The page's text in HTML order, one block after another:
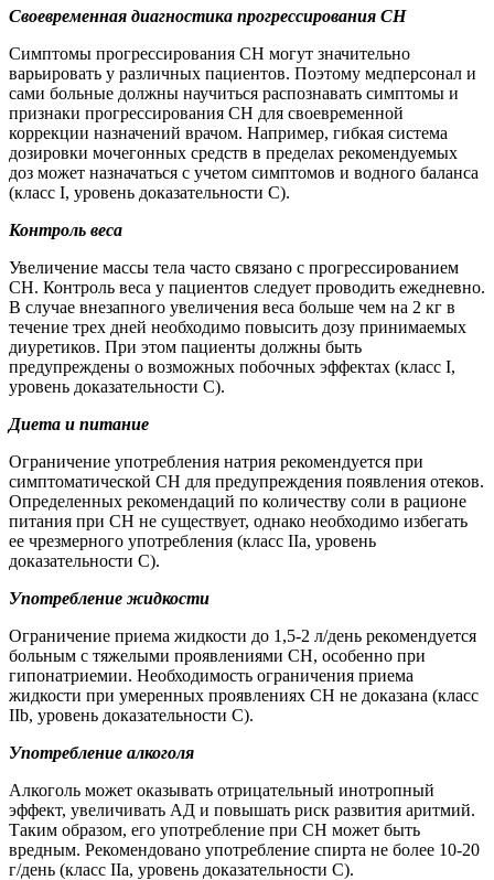
Своевременная диагностика прогрессирования СН
Симптомы прогрессирования СН могут значительно
варьировать у различных пациентов. Поэтому медперсонал и
сами больные должны научиться распознавать симптомы и
признаки прогрессирования СН для своевременной
коррекции назначений врачом. Например, гибкая система
дозировки мочегонных средств в пределах рекомендуемых
доз может назначаться с учетом симптомов и водного баланса
(класс I, уровень доказательности С).
Контроль веса
Увеличение массы тела часто связано с прогрессированием
СН. Контроль веса у пациентов следует проводить ежедневно.
В случае внезапного увеличения веса больше чем на 2 кг в
течение трех дней необходимо повысить дозу принимаемых
диуретиков. При этом пациенты должны быть
предупреждены о возможных побочных эффектах (класс I,
уровень доказательности С).
Диета и питание
Ограничение употребления натрия рекомендуется при
симптоматической СН для предупреждения появления отеков.
Определенных рекомендаций по количеству соли в рационе
питания при СН не существует, однако необходимо избегать
ее чрезмерного употребления (класс IIa, уровень
доказательности С).
Употребление жидкости
Ограничение приема жидкости до 1,5-2 л/день рекомендуется
больным с тяжелыми проявлениями СН, особенно при
гипонатриемии. Необходимость ограничения приема
жидкости при умеренных проявлениях СН не доказана (класс
IIb, уровень доказательности С).
Употребление алкоголя
Алкоголь может оказывать отрицательный инотропный
эффект, увеличивать АД и повышать риск развития аритмий.
Таким образом, его употребление при СН может быть
вредным. Рекомендовано употребление спирта не более 10-20
г/день (класс IIa, уровень доказательности С).